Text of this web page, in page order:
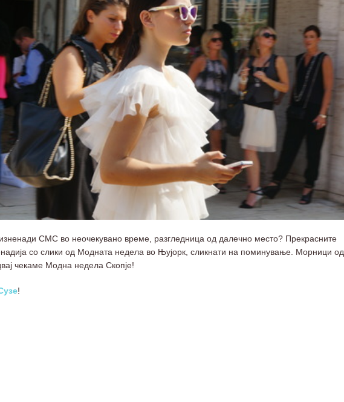
СМС во неочекувано време, разгледница од далечно место? Прекрасните
со слики од Модната недела во Њујорк, сликнати на поминување. Морници од
чекаме Модна недела Скопје!
!